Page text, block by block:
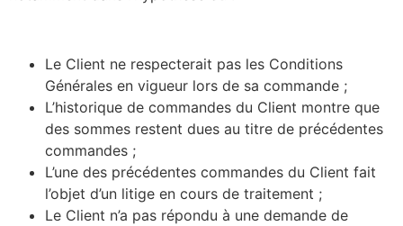
Le Client ne respecterait pas les Conditions
Générales en vigueur lors de sa commande ;
L’historique de commandes du Client montre que
des sommes restent dues au titre de précédentes
commandes ;
L’une des précédentes commandes du Client fait
l’objet d’un litige en cours de traitement ;
Le Client n’a pas répondu à une demande de